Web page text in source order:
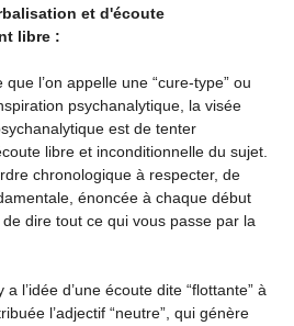
et d'écoute
libre :
l’on appelle une “cure-type” ou
psychanalytique, la visée
est de tenter
libre et inconditionnelle du sujet.
chronologique à respecter, de
énoncée à chaque début
de dire tout ce qui vous passe par la
l’idée d’une écoute dite “flottante” à
l’adjectif “neutre”, qui génère